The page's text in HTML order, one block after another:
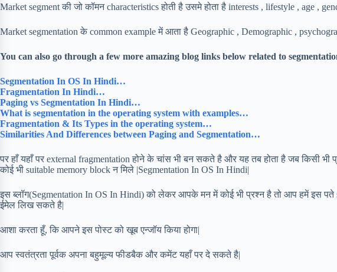
Market segment की जो कॉमन characteristics होती है उसमे होता है interests , lifestyle , age ,
Market segmentation के common example में आता है Geographic , Demographic ,
You can also go through a few more amazing blog links below related to
Segmentation In OS In Hindi…
Fragmentation In Hindi…
Paging vs Segmentation In Hindi…
What is segmentation in the operating system with examples…
Fragmentation & Its Types in the operating system…
Similarities And Differences between Paging and Segmentation…
पर हाँ यहाँ पर external fragmentation होने के चांस भी बन सकते है और यह तब होता है जब किसी भी
कोई भी suitable memory block न मिले |Segmentation In OS In Hindi|
इस ब्लॉग(Segmentation In OS In Hindi) को लेकर आपके मन में कोई भी प्रश्न है तो आप हमें इस पते
ईमेल लिख सकते है|
आशा करता हूँ, कि आपने इस पोस्ट को खूब एन्जॉय किया होगा|
आप स्वतंत्रता पूर्वक अपना बहुमूल्य फीडबैक और कमेंट यहाँ पर दे सकते है|